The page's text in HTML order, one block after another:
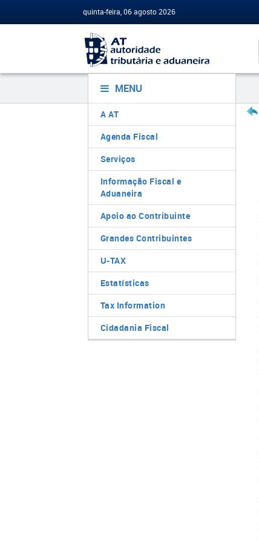
quinta-feira, 06 agosto 2026
MENU
A AT
Agenda Fiscal
Serviços
Informação Fiscal e
Aduaneira
Apoio ao Contribuinte
Grandes Contribuintes
U-TAX
Estatísticas
Tax Information
Cidadania Fiscal